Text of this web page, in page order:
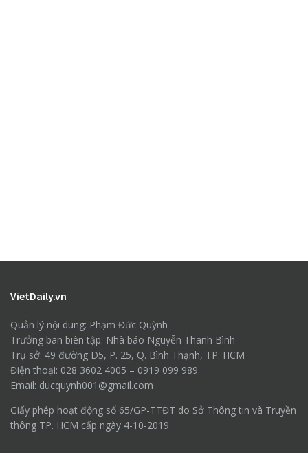
VietDaily.vn
Quản lý nội dung: Phạm Đức Quỳnh
Trưởng ban biên tập: Nhà báo Nguyễn Thanh Bình
Trụ sở: 49 đường D5, P. 25, Q. Bình Thạnh, TP. HCM
Điện thoại: 028 3602 4005 – 0919 099 989
Email: ducquynh001@gmail.com
Giấy phép hoạt động số 65/GP-TTĐT do Sở Thông tin và Truyền
thông TP. HCM cấp ngày 4-10-2019